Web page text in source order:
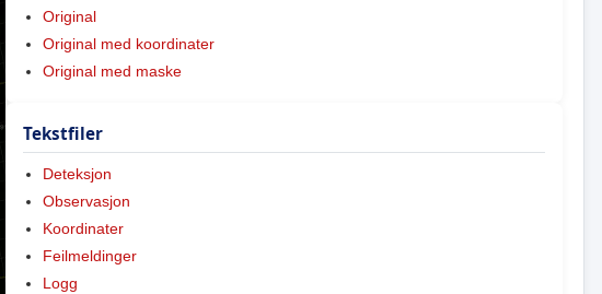
Original
Original med koordinater
Original med maske
Tekstfiler
Deteksjon
Observasjon
Koordinater
Feilmeldinger
Logg